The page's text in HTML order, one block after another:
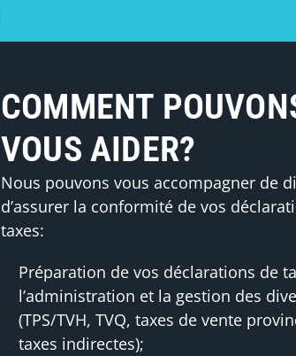
COMMENT
VOUS AIDER?
Nous pouvons vous accompagner de
d’assurer la conformité de vos
taxes:
Préparation de vos déclarations de
l’administration et la gestion des
(TPS/TVH, TVQ, taxes de vente
taxes indirectes);